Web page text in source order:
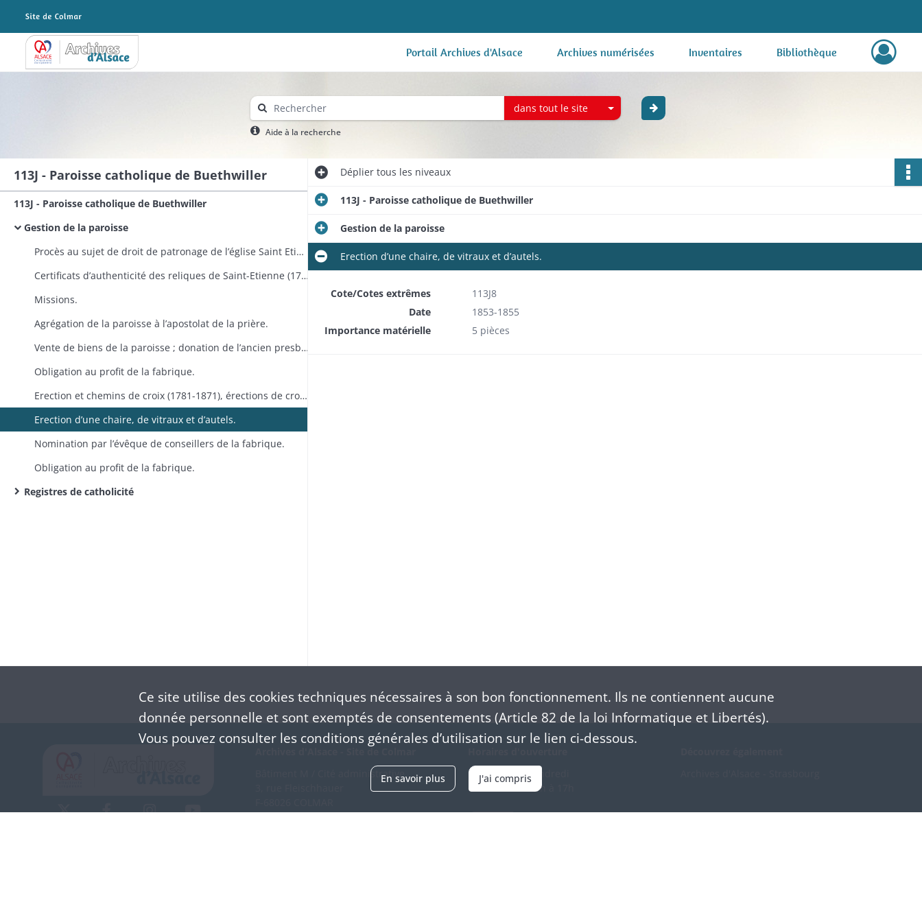
Archives Alsace - Colmar Portail Archives d'Alsace Archives numérisées Inventaires Bibliothèque
dans tout le site
Aide à la recherche
113J - Paroisse catholique de Buethwiller
113J - Paroisse catholique de Buethwiller
Gestion de la paroisse
Procès au sujet de droit de patronage de l’église Saint Etienne de Buethwiller, mettant en cause la marquise J. Oct. de Rosen, les héritiers de la dame Christine de Hagenbach et l’évêque de Bâle (copies de pièces justificatives depuis 1500).
Certificats d’authenticité des reliques de Saint-Etienne (1773-1866) et de Saint Aloyse (1834).
Missions.
Agrégation de la paroisse à l’apostolat de la prière.
Vente de biens de la paroisse ; donation de l’ancien presbytère à la commune.
Obligation au profit de la fabrique.
Erection et chemins de croix (1781-1871), érections de croix (1867-1885).
Erection d’une chaire, de vitraux et d’autels.
Nomination par l’évêque de conseillers de la fabrique.
Obligation au profit de la fabrique.
Registres de catholicité
Dépliertous les niveaux
113J - Paroisse catholique de Buethwiller
Gestion de la paroisse
Erection d’une chaire, de vitraux et d’autels.
Cote/Cotes extrêmes
113J8
Date
1853-1855
Importance matérielle
5 pièces
Bâtiment M / Cité administrative
(+33) 3 89 21 97 00
Du mardi au vendredi
en continu de 9h à 17h
Ce site utilise des cookiestechniques nécessaires à son bon fonctionnement. Ils ne contiennent aucune
donnée personnelle et sont exemptés de consentements (Article 82 de la loi Informatique et Libertés).
Vous pouvez consulter les conditions générales d’utilisation sur le lien ci-dessous.
En savoir plus J'ai compris